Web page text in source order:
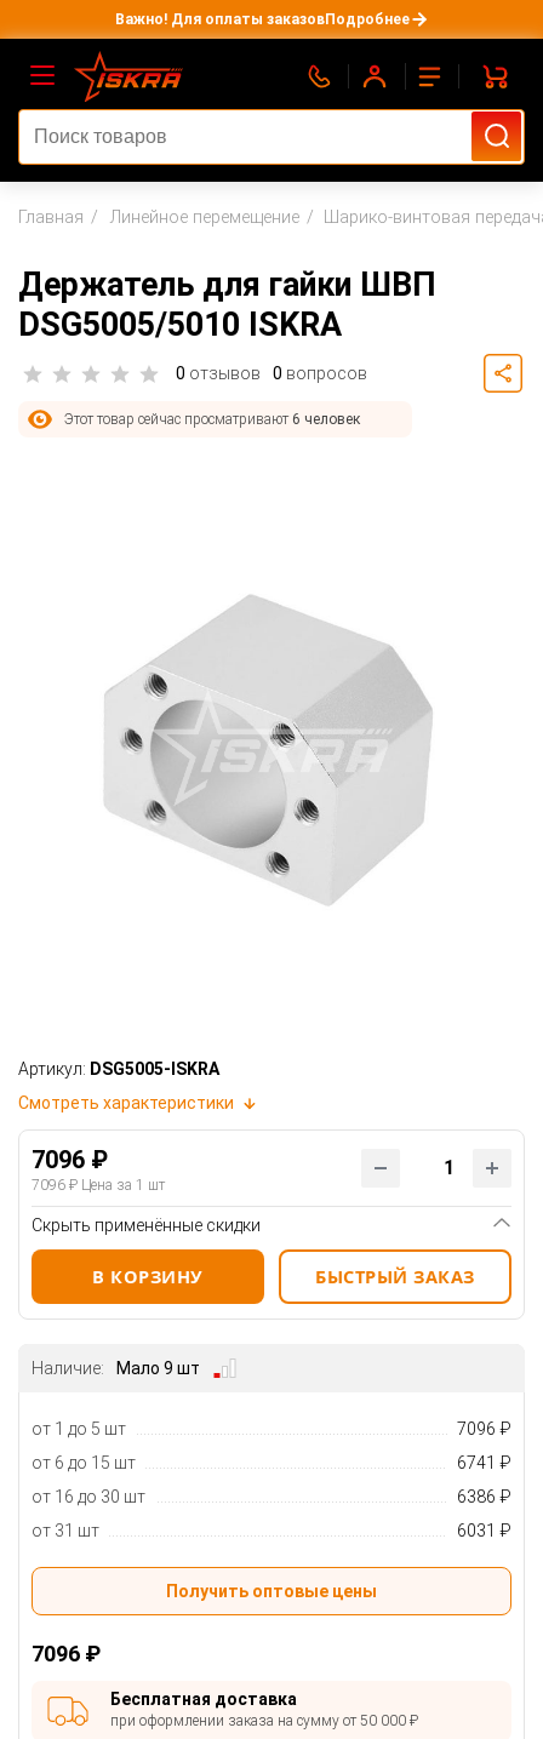
Важно! Для оплаты заказовПодробнее
Главная Линейное перемещение Шарико-винтовая
Держатель для гайки ШВП
DSG5005/5010 ISKRA
0 отзывов 0 вопросов
Этот товар сейчас просматривают 6 человек
Артикул: DSG5005-ISKRA
Смотреть характеристики
7096 ₽
7096 ₽ Цена за 1 шт
Скрыть применённые скидки
В КОРЗИНУ БЫСТРЫЙ ЗАКАЗ
Наличие: Мало 9 шт
от 1 до 5 шт
7096 ₽
от 6 до 15 шт
6741 ₽
от 16 до 30 шт
6386 ₽
от 31 шт
6031 ₽
Получить оптовые цены
7096 ₽
Бесплатная доставка
при оформлении заказа на сумму от 50 000 ₽